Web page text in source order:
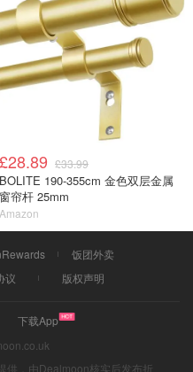
£28.89 £33.99
BOLITE 190-355cm 金色双层金属
窗帘杆 25mm
Amazon
饭团外卖
议 版权声明
下载App
供，由Dealmoon核实后发布折